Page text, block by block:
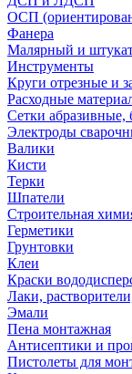
ОСП
Фанера
Малярный и
Инструменты
Круги отрезные и
Расходные
Сетки абразивные,
Электроды
Валики
Кисти
Терки
Шпатели
Строительная
Герметики
Грунтовки
Клеи
Краски
Лаки,
Эмали
Пена монтажная
Антисептики и
Пистолеты для